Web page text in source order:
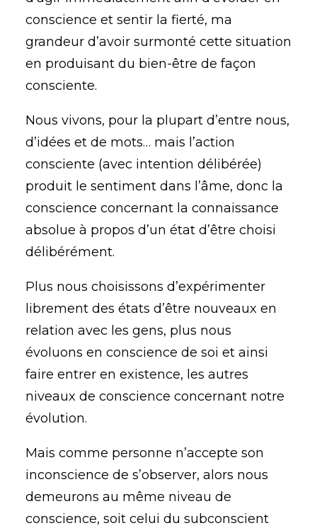
conscience et sentir la fierté, ma
grandeur d’avoir surmonté cette situation
en produisant du bien-être de façon
consciente.
Nous vivons, pour la plupart d’entre nous,
d’idées et de mots… mais l’action
consciente (avec intention délibérée)
produit le sentiment dans l’âme, donc la
conscience concernant la connaissance
absolue à propos d’un état d’être choisi
délibérément.
Plus nous choisissons d’expérimenter
librement des états d’être nouveaux en
relation avec les gens, plus nous
évoluons en conscience de soi et ainsi
faire entrer en existence, les autres
niveaux de conscience concernant notre
évolution.
Mais comme personne n’accepte son
inconscience de s’observer, alors nous
demeurons au même niveau de
conscience, soit celui du subconscient